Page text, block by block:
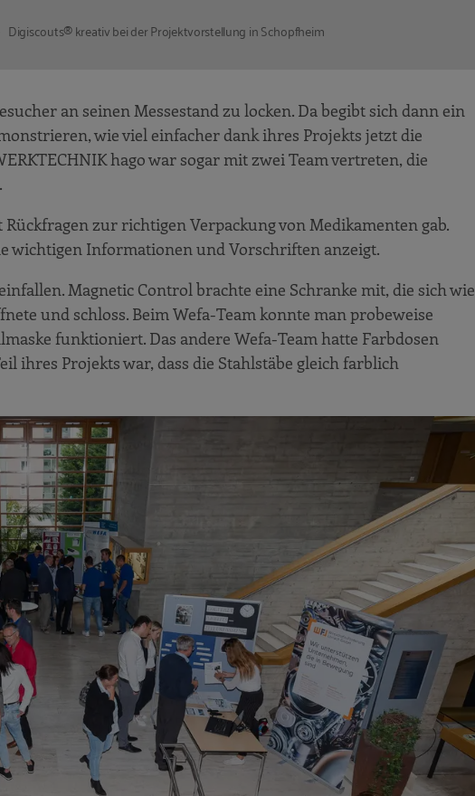
Digiscouts® kreativ bei der Projektvorstellung in Schopfheim
an seinen Messestand zu locken. Da begibt sich dann ein
wie viel einfacher dank ihres Projekts jetzt die
hago war sogar mit zwei Team vertreten, die
zur richtigen Verpackung von Medikamenten gab.
wichtigen Informationen und Vorschriften anzeigt.
Magnetic Control brachte eine Schranke mit, die sich wie
und schloss. Beim Wefa-Team konnte man probeweise
funktioniert. Das andere Wefa-Team hatte Farbdosen
ihres Projekts war, dass die Stahlstäbe gleich farblich